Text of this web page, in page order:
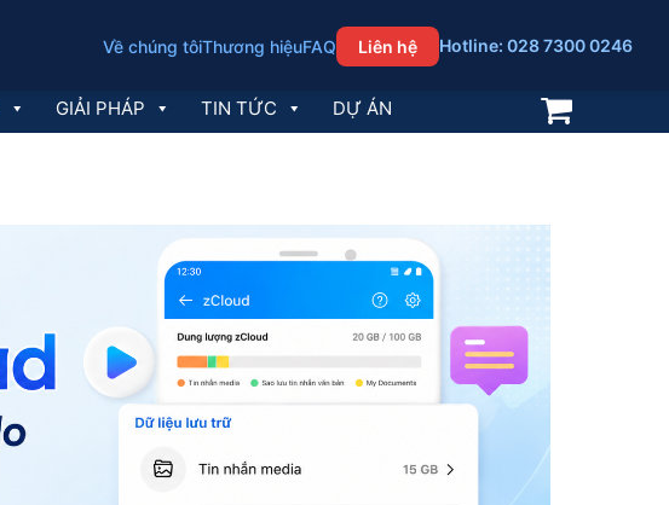
Về chúng tôiThương hiệuFAQ Liên hệ Hotline: 028 7300 0246
GIẢI PHÁP TIN TỨC DỰ ÁN